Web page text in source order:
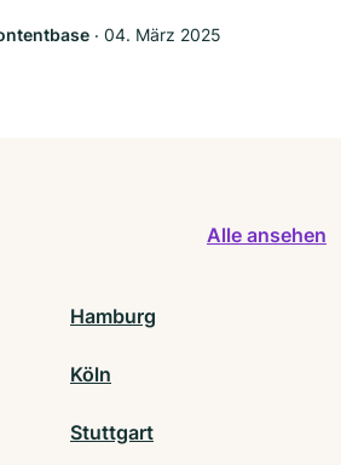
‧ 04. März 2025
Alle ansehen
Hamburg
Köln
Stuttgart